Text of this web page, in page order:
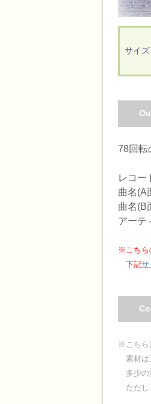
サイズ
78回転
レコー
曲名(A
曲名(B
アーテ
※こちら
下記サ
※こちら
素材は
多少の
ただし